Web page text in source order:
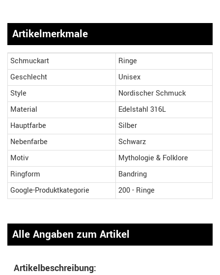
Artikelmerkmale
Schmuckart
Ringe
Geschlecht
Unisex
Style
Nordischer Schmuck
Material
Edelstahl 316L
Hauptfarbe
Silber
Nebenfarbe
Schwarz
Motiv
Mythologie & Folklore
Ringform
Bandring
Google-Produktkategorie
200 - Ringe
Alle Angaben zum Artikel
Artikelbeschreibung: